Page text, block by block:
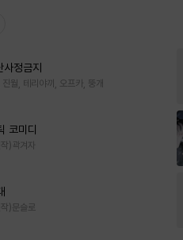
정금지
월, 테리야끼, 오프카, 뚱개
코미디
)곽겨자
)문슬로